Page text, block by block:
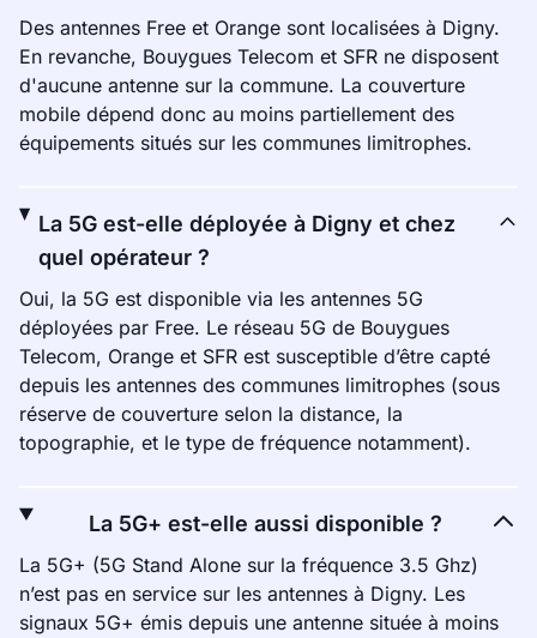
Des antennes Free et Orange sont localisées à Digny.
En revanche, Bouygues Telecom et SFR ne disposent
d'aucune antenne sur la commune. La couverture
mobile dépend donc au moins partiellement des
équipements situés sur les communes limitrophes.
La 5G est-elle déployée à Digny et chez
quel opérateur ?
Oui, la 5G est disponible via les antennes 5G
déployées par Free. Le réseau 5G de Bouygues
Telecom, Orange et SFR est susceptible d’être capté
depuis les antennes des communes limitrophes (sous
réserve de couverture selon la distance, la
topographie, et le type de fréquence notamment).
La 5G+ est-elle aussi disponible ?
La 5G+ (5G Stand Alone sur la fréquence 3.5 Ghz)
n’est pas en service sur les antennes à Digny. Les
signaux 5G+ émis depuis une antenne située à moins